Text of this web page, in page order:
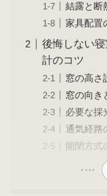
結露と断
家具配置
後悔しない
計のコツ
窓の高さ
窓の向き
必要な採
通気経路
開閉方式